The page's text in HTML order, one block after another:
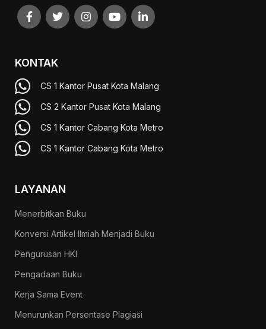
KONTAK
CS 1 Kantor Pusat Kota Malang
CS 2 Kantor Pusat Kota Malang
CS 1 Kantor Cabang Kota Metro
CS 1 Kantor Cabang Kota Metro
LAYANAN
Menerbitkan Buku
Konversi Artikel Ilmiah Menjadi Buku
Pengurusan HKI
Pengadaan Buku
Kerja Sama Event
Menurunkan Persentase Plagiasi